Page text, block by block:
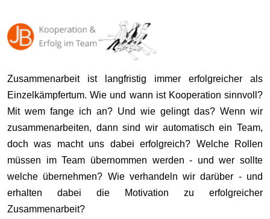
Zusammenarbeit ist langfristig immer erfolgreicher als
Einzelkämpfertum. Wie und wann ist Kooperation sinnvoll?
Mit wem fange ich an? Und wie gelingt das? Wenn wir
zusammenarbeiten, dann sind wir automatisch ein Team,
doch was macht uns dabei erfolgreich? Welche Rollen
müssen im Team übernommen werden - und wer sollte
welche übernehmen? Wie verhandeln wir darüber - und
erhalten dabei die Motivation zu erfolgreicher
Zusammenarbeit?